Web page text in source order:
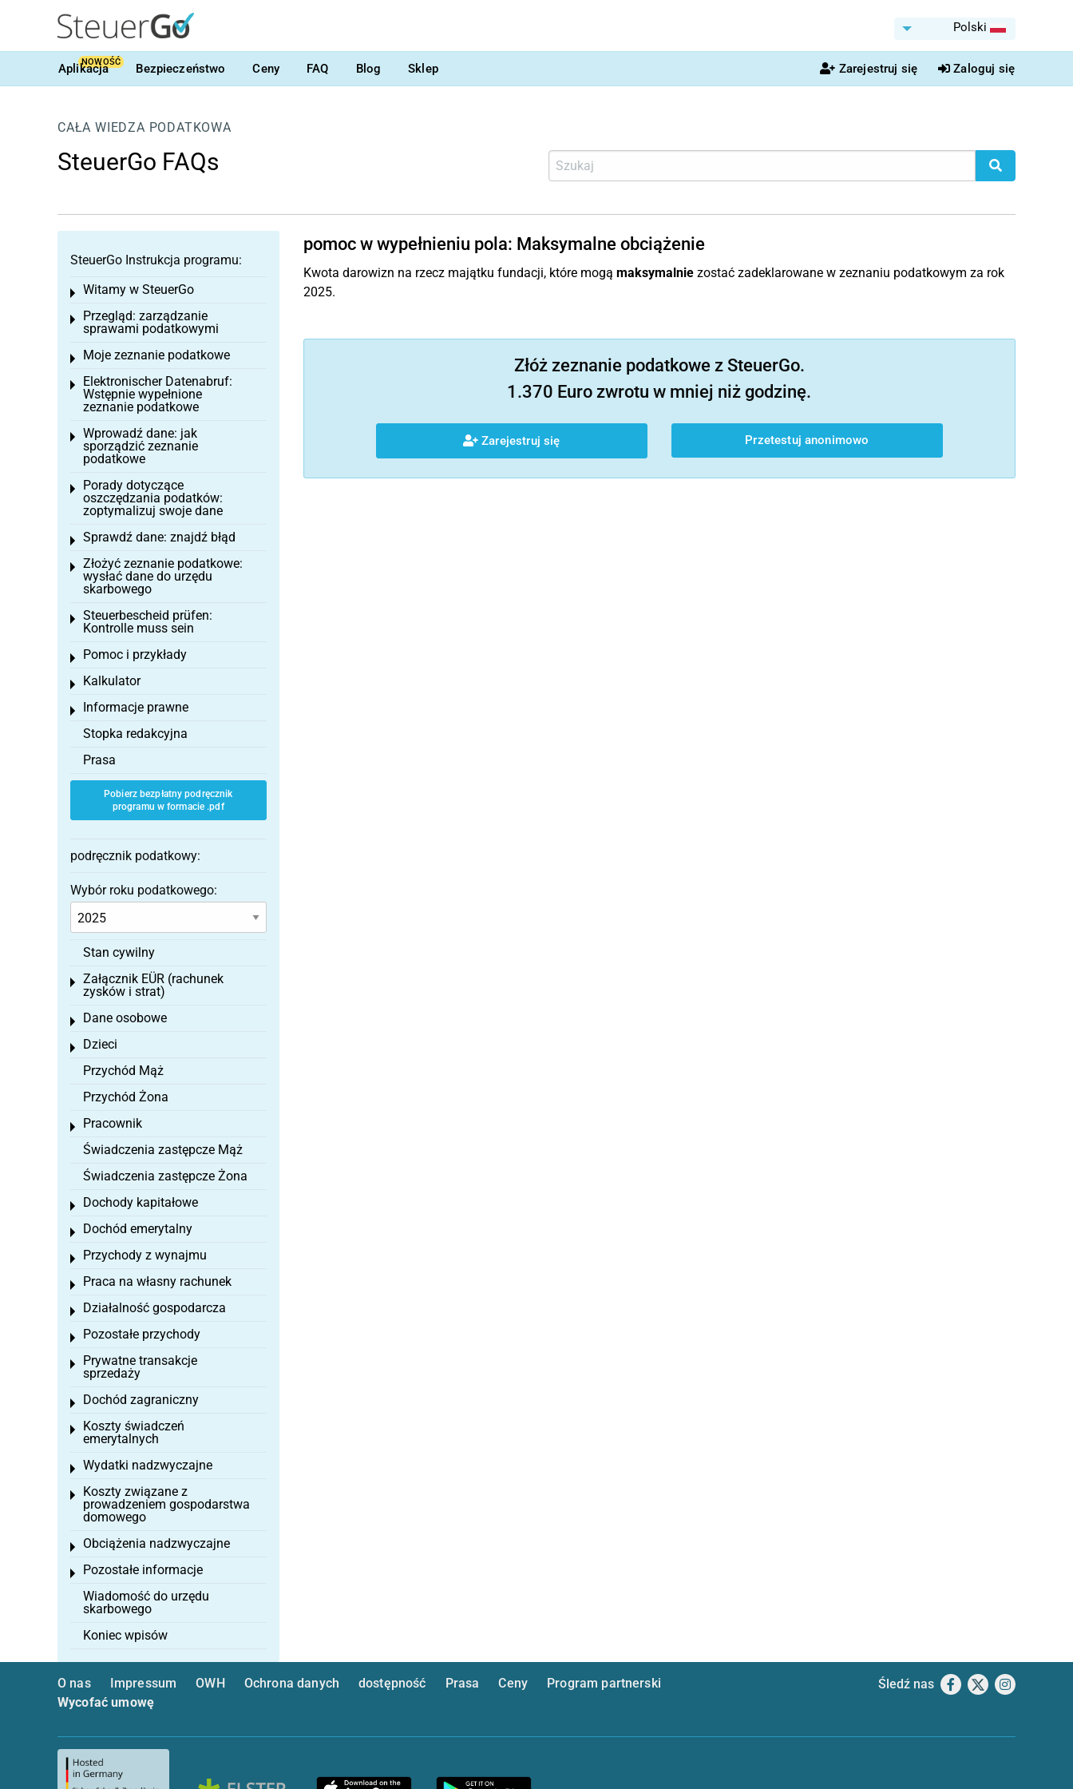
Polski
Aplikacja
NOWOŚĆ Bezpieczeństwo Ceny FAQ Blog Sklep Zarejestruj się Zaloguj się
CAŁA WIEDZA PODATKOWA
SteuerGo FAQs
pomoc w wypełnieniu pola: Maksymalne obciążenie
Kwota darowizn na rzecz majątku fundacji, które mogą maksymalniezostać zadeklarowane w zeznaniu podatkowym za rok
2025.
Złóż zeznanie podatkowe z SteuerGo.
1.370 Euro zwrotu w mniej niż godzinę.
Zarejestruj się Przetestuj anonimowo
SteuerGo Instrukcja programu:
Witamy w SteuerGo
Toggle menu
Przegląd: zarządzanie
sprawami podatkowymi
Toggle menu
Moje zeznanie podatkowe
Toggle menu
Elektronischer Datenabruf:
Wstępnie wypełnione
zeznanie podatkowe
Toggle menu
Wprowadź dane: jak
sporządzić zeznanie
podatkowe
Toggle menu
Porady dotyczące
oszczędzania podatków:
zoptymalizuj swoje dane
Toggle menu
Sprawdź dane: znajdź błąd
Toggle menu
Złożyć zeznanie podatkowe:
wysłać dane do urzędu
skarbowego
Toggle menu
Steuerbescheid prüfen:
Kontrolle muss sein
Toggle menu
Pomoc i przykłady
Toggle menu
Kalkulator
Toggle menu
Informacje prawne
Toggle menu
Stopka redakcyjna
Prasa
Pobierz bezpłatny podręcznik
programu w formacie .pdf
podręcznik podatkowy:
Wybór roku podatkowego:
Stan cywilny
Załącznik EÜR (rachunek
zysków i strat)
Toggle menu
Dane osobowe
Toggle menu
Dzieci
Toggle menu
Przychód Mąż
Przychód Żona
Pracownik
Toggle menu
Świadczenia zastępcze Mąż
Świadczenia zastępcze Żona
Dochody kapitałowe
Toggle menu
Dochód emerytalny
Toggle menu
Przychody z wynajmu
Toggle menu
Praca na własny rachunek
Toggle menu
Działalność gospodarcza
Toggle menu
Pozostałe przychody
Toggle menu
Prywatne transakcje
sprzedaży
Toggle menu
Dochód zagraniczny
Toggle menu
Koszty świadczeń
emerytalnych
Toggle menu
Wydatki nadzwyczajne
Toggle menu
Koszty związane z
prowadzeniem gospodarstwa
domowego
Toggle menu
Obciążenia nadzwyczajne
Toggle menu
Pozostałe informacje
Toggle menu
Wiadomość do urzędu
skarbowego
Koniec wpisów
O nas Impressum OWH Ochrona danych dostępność Prasa Ceny
Program partnerski
Wycofać umowę
Śledź nas Facebook
X Instagram